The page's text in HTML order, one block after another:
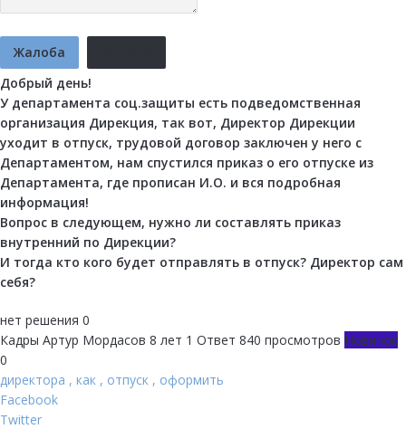
Жалоба
Добрый день!
У департамента соц.защиты есть подведомственная
организация Дирекция, так вот, Директор Дирекции
уходит в отпуск, трудовой договор заключен у него с
Департаментом, нам спустился приказ о его отпуске из
Департамента, где прописан И.О. и вся подробная
информация!
Вопрос в следующем, нужно ли составлять приказ
внутренний по Дирекции?
И тогда кто кого будет отправлять в отпуск? Директор сам
себя?
нет решения 0
Кадры Артур Мордасов 8 лет 1 Ответ 840 просмотров Новичок
0
директора , как , отпуск , оформить
Facebook
Twitter